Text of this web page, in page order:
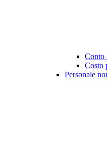
Conto
Costo
Personale